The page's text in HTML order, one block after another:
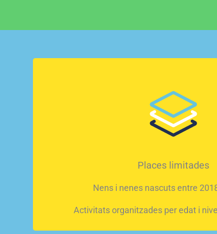
Places limitades
Nens i nenes nascuts entre
Activitats organitzades per edat i